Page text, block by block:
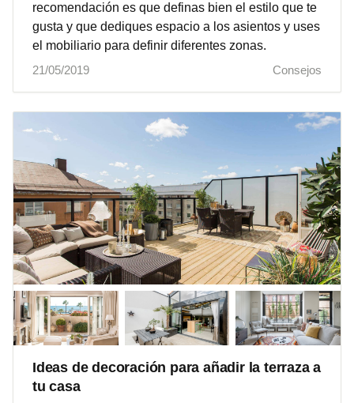
recomendación es que definas bien el estilo que te
gusta y que dediques espacio a los asientos y uses
el mobiliario para definir diferentes zonas.
21/05/2019
Consejos
Ideas de decoración para añadir la terraza a
tu casa